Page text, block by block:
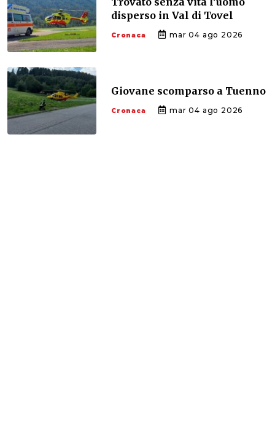
disperso in Val di Tovel
Cronaca mar 04 ago 2026
Giovane scomparso a Tuenno
Cronaca mar 04 ago 2026